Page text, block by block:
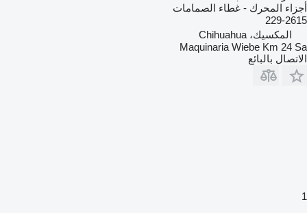
أجزاء المحرك - غطاء الصمامات
229-2615
المكسيك، Chihuahua
Maquinaria Wiebe Km 24 Sa
الاتصال بالبائع
1